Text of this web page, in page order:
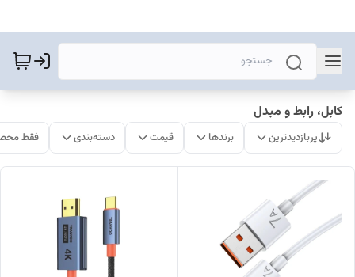
کابل، رابط و مبدل
پربازدیدترین برندها قیمت دسته‌بندی فقط